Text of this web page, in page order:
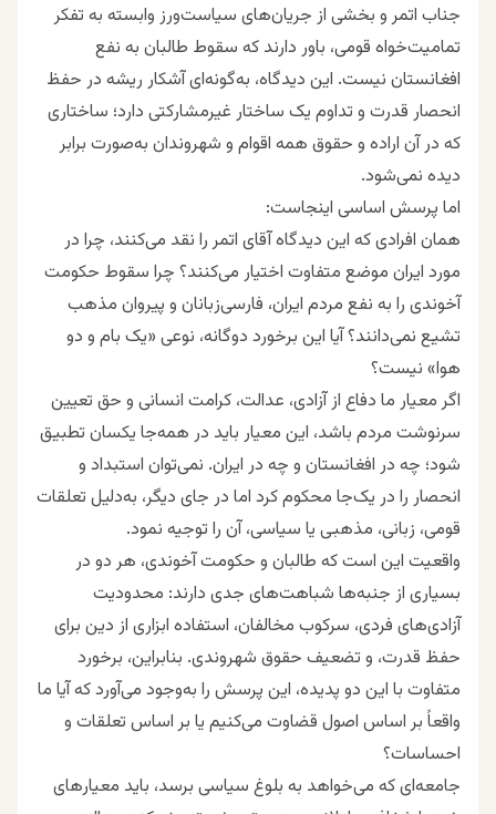
جناب اتمر و بخشی از جریان‌های سیاست‌ورز وابسته به تفکر
تمامیت‌خواه قومی، باور دارند که سقوط طالبان به نفع
افغانستان نیست. این دیدگاه، به‌گونه‌ای آشکار ریشه در حفظ
انحصار قدرت و تداوم یک ساختار غیرمشارکتی دارد؛ ساختاری
که در آن اراده و حقوق همه اقوام و شهروندان به‌صورت برابر
دیده نمی‌شود.
اما پرسش اساسی اینجاست:
همان افرادی که این دیدگاه آقای اتمر را نقد می‌کنند، چرا در
مورد ایران موضع متفاوت اختیار می‌کنند؟ چرا سقوط حکومت
آخوندی را به نفع مردم ایران، فارسی‌زبانان و پیروان مذهب
تشیع نمی‌دانند؟ آیا این برخورد دوگانه، نوعی «یک بام و دو
هوا» نیست؟
اگر معیار ما دفاع از آزادی، عدالت، کرامت انسانی و حق تعیین
سرنوشت مردم باشد، این معیار باید در همه‌جا یکسان تطبیق
شود؛ چه در افغانستان و چه در ایران. نمی‌توان استبداد و
انحصار را در یک‌جا محکوم کرد اما در جای دیگر، به‌دلیل تعلقات
قومی، زبانی، مذهبی یا سیاسی، آن را توجیه نمود.
واقعیت این است که طالبان و حکومت آخوندی، هر دو در
بسیاری از جنبه‌ها شباهت‌های جدی دارند: محدودیت
آزادی‌های فردی، سرکوب مخالفان، استفاده ابزاری از دین برای
حفظ قدرت، و تضعیف حقوق شهروندی. بنابراین، برخورد
متفاوت با این دو پدیده، این پرسش را به‌وجود می‌آورد که آیا ما
واقعاً بر اساس اصول قضاوت می‌کنیم یا بر اساس تعلقات و
احساسات؟
جامعه‌ای که می‌خواهد به بلوغ سیاسی برسد، باید معیارهای